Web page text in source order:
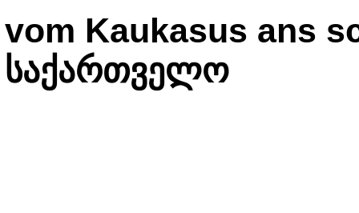
vom Kaukasus ans
საქართველო